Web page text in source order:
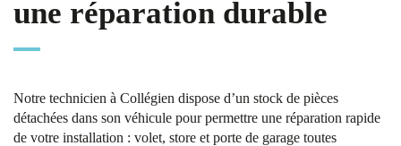
une réparation durable
Notre technicien à Collégien dispose d’un stock de pièces
détachées dans son véhicule pour permettre une réparation rapide
de votre installation : volet, store et porte de garage toutes